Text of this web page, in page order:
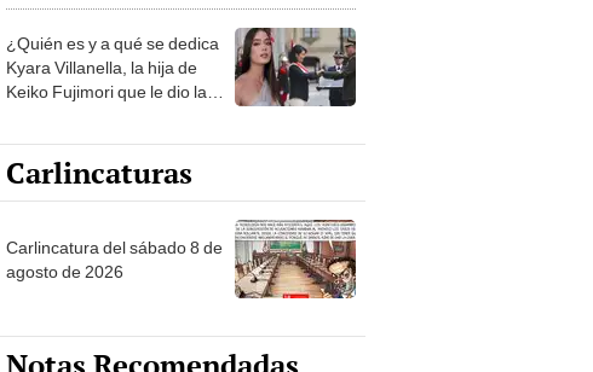
¿Quién es y a qué se dedica
Kyara Villanella, la hija de
Keiko Fujimori que le dio la
Carlincaturas
Carlincatura del sábado 8 de
agosto de 2026